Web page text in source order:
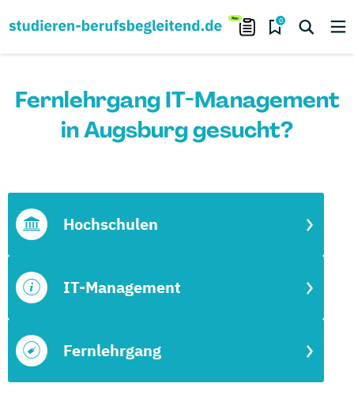
0
Fernlehrgang IT-Management
in Augsburg gesucht?
Fernlehrgang
IT-Management
Hochschulen